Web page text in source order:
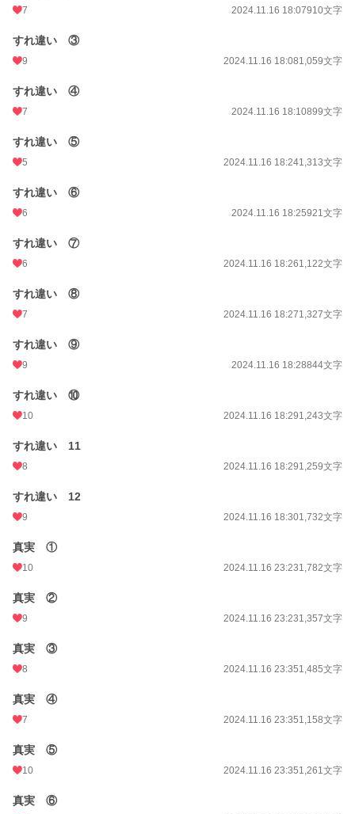
7 2024.11.16 18:07910文字
すれ違い ③
9 2024.11.16 18:081,059文字
すれ違い ④
7 2024.11.16 18:10899文字
すれ違い ⑤
5 2024.11.16 18:241,313文字
すれ違い ⑥
6 2024.11.16 18:25921文字
すれ違い ⑦
6 2024.11.16 18:261,122文字
すれ違い ⑧
7 2024.11.16 18:271,327文字
すれ違い ⑨
9 2024.11.16 18:28844文字
すれ違い ⑩
10 2024.11.16 18:291,243文字
すれ違い 11
8 2024.11.16 18:291,259文字
すれ違い 12
9 2024.11.16 18:301,732文字
真実 ①
10 2024.11.16 23:231,782文字
真実 ②
9 2024.11.16 23:231,357文字
真実 ③
8 2024.11.16 23:351,485文字
真実 ④
7 2024.11.16 23:351,158文字
真実 ⑤
10 2024.11.16 23:351,261文字
真実 ⑥